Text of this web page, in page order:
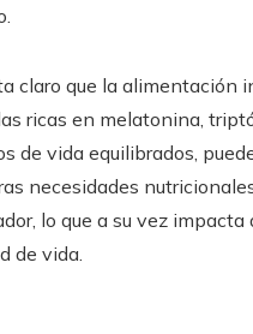
claro que la alimentación
ricas en melatonina,
de vida equilibrados,
necesidades
lo que a su vez
de vida.